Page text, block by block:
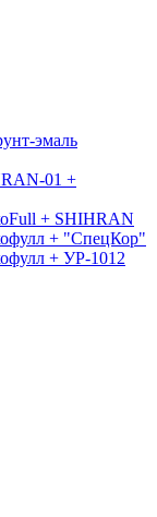
эмаль
01 +
+ SHIHRAN
+ "СпецКор"
+ УР-1012